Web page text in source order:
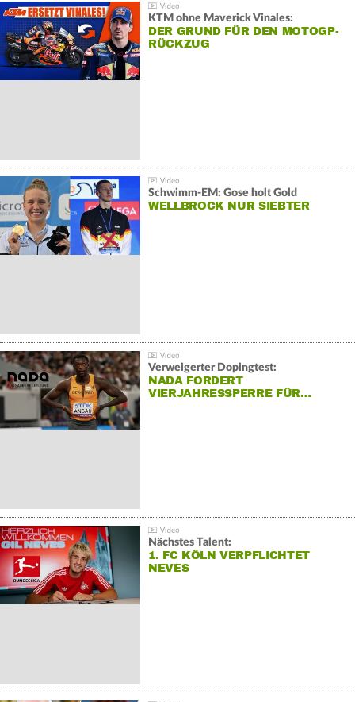
KTM ohne Maverick Vinales:
DER GRUND FÜR DEN MOTOGP-
RÜCKZUG
Schwimm-EM: Gose holt Gold
WELLBROCK NUR SIEBTER
Verweigerter Dopingtest:
NADA FORDERT
VIERJAHRESSPERRE FÜR…
Nächstes Talent:
1. FC KÖLN VERPFLICHTET
NEVES